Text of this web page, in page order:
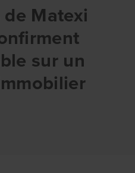
Matexi
sur un